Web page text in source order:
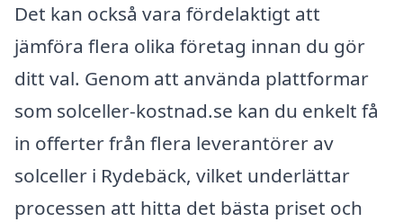
Det kan också vara fördelaktigt att
jämföra flera olika företag innan du gör
ditt val. Genom att använda plattformar
som solceller-kostnad.se kan du enkelt få
in offerter från flera leverantörer av
solceller i Rydebäck, vilket underlättar
processen att hitta det bästa priset och